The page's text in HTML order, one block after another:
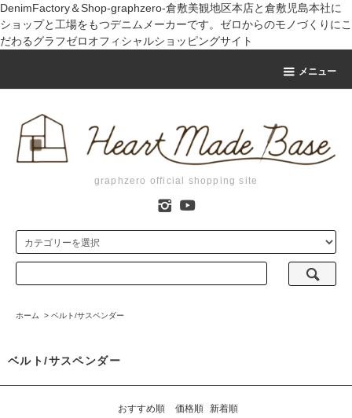
DenimFactory＆Shop-graphzero-倉敷美観地区本店と倉敷児島本社に
ショップと工場をもつデニムメーカーです。ゼロからのモノづくりにこ
だわるグラフゼロオフィシャルショッピングサイト
メニュー
graphzero official shopping site
ホーム > ベルト/サスペンダー
ベルト/サスペンダー
おすすめ順 価格順 新着順